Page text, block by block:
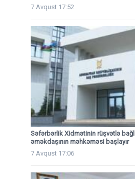
7 Avqust 17:52
Səfərbərlik Xidmətinin rüşvətlə
əməkdaşının məhkəməsi başlayır
7 Avqust 17:06